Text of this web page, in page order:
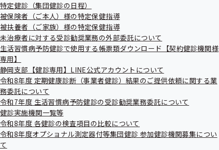
先
一
覧
サ
ブ
ニ
ュ
の
の
ー
特定健診（集団健診の日程）
被保険者（ご本人）様の特定保健指導
被扶養者（ご家族）様の特定保健指導
未治療者に対する受診勧奨業務の外部委託について
生活習慣病予防健診で使用する帳票類ダウンロード【契約健診機関様
専用】
静岡支部【健診専用】LINE公式アカウントについて
令和8年度 定期健康診断（事業者健診）結果のご提供依頼に関する業
務委託について
令和7年度 生活習慣病予防健診の受診勧奨業務委託について
健診実施機関一覧等
令和8年度 各健診の検査項目の比較について
令和8年度オプショナル測定器付等集団健診 参加健診機関募集につい
て
全国健康保険協会静岡支部加入者の健康の保持・増進を目的
に、生活習慣病予防健診の受診勧奨業務を健診機関へ委託し
ております。
委託先の健診機関より、文書や電話、訪問等によりご連絡を
差し上げる場合がございますので、ご理解のほどよろしくお
願い申し上げます。
委託先健診機関はこちら